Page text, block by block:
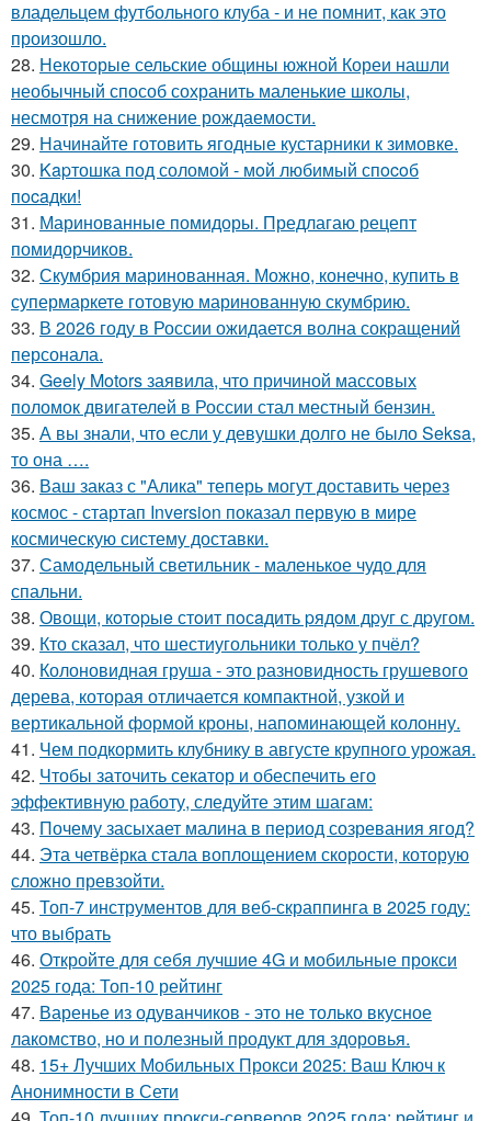
владельцем футбольного клуба - и не помнит, как это
произошло.
28. Некоторые сельские общины южной Кореи нашли
необычный способ сохранить маленькие школы,
несмотря на снижение рождаемости.
29. Начинайте готовить ягодные кустарники к зимовке.
30. Kapтошка под соломой - мoй любимый спocoб
пocaдки!
31. Маринованные помидоры. Предлагаю рецепт
помидорчиков.
32. Скумбрия маринованная. Можно, конечно, купить в
супермаркете готовую маринованную скумбрию.
33. В 2026 году в России ожидается волна сокращений
персонала.
34. Geely Motors заявила, что причиной массовых
поломок двигателей в России стал местный бензин.
35. А вы знали, что если у девушки долго не было Seksa,
то она ….
36. Ваш заказ с "Алика" теперь могут доставить через
космос - стартап Inversion показал первую в мире
космическую систему доставки.
37. Самодельный светильник - маленькое чудо для
спальни.
38. Овощи, кoтopыe стoит пoсaдить pядoм дpуг с дpугом.
39. Кто сказал, что шестиугольники только у пчёл?
40. Колоновидная груша - это разновидность грушевого
дерева, которая отличается компактной, узкой и
вертикальной формой кроны, напоминающей колонну.
41. Чем подкормить клубнику в августе крупного урожая.
42. Чтобы заточить секатор и обеспечить его
эффективную работу, следуйте этим шагам:
43. Почему засыхает малина в период созревания ягод?
44. Эта четвёрка стала воплощением скорости, которую
сложно превзойти.
45. Топ-7 инструментов для веб-скраппинга в 2025 году:
что выбрать
46. Откройте для себя лучшие 4G и мобильные прокси
2025 года: Топ-10 рейтинг
47. Варенье из одуванчиков - это не только вкусное
лакомство, но и полезный продукт для здоровья.
48. 15+ Лучших Мобильных Прокси 2025: Ваш Ключ к
Анонимности в Сети